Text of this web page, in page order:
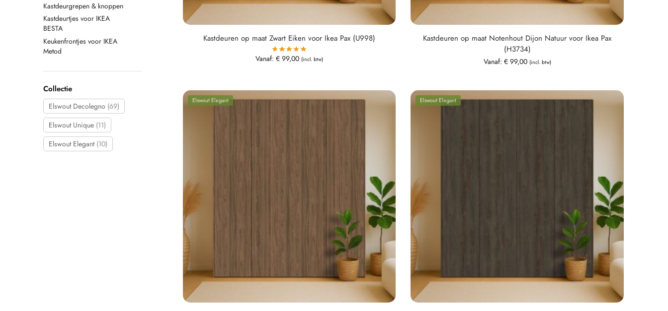
Kastdeuren op maat Zwart Eiken voor Ikea Pax (U998)
Vanaf:€ 99,00 (incl. btw)
Kastdeuren op maat Notenhout Dijon Natuur voor Ikea Pax
(H3734)
Vanaf: €99,00 (incl. btw)
Elswout Elegant Elswout Elegant
Kastdeurgrepen & knoppen
Kastdeurtjes voor IKEA
BESTA
Keukenfrontjes voor IKEA
Metod
Collectie
Elswout Decolegno (69)
Elswout Unique (11)
Elswout Elegant (10)